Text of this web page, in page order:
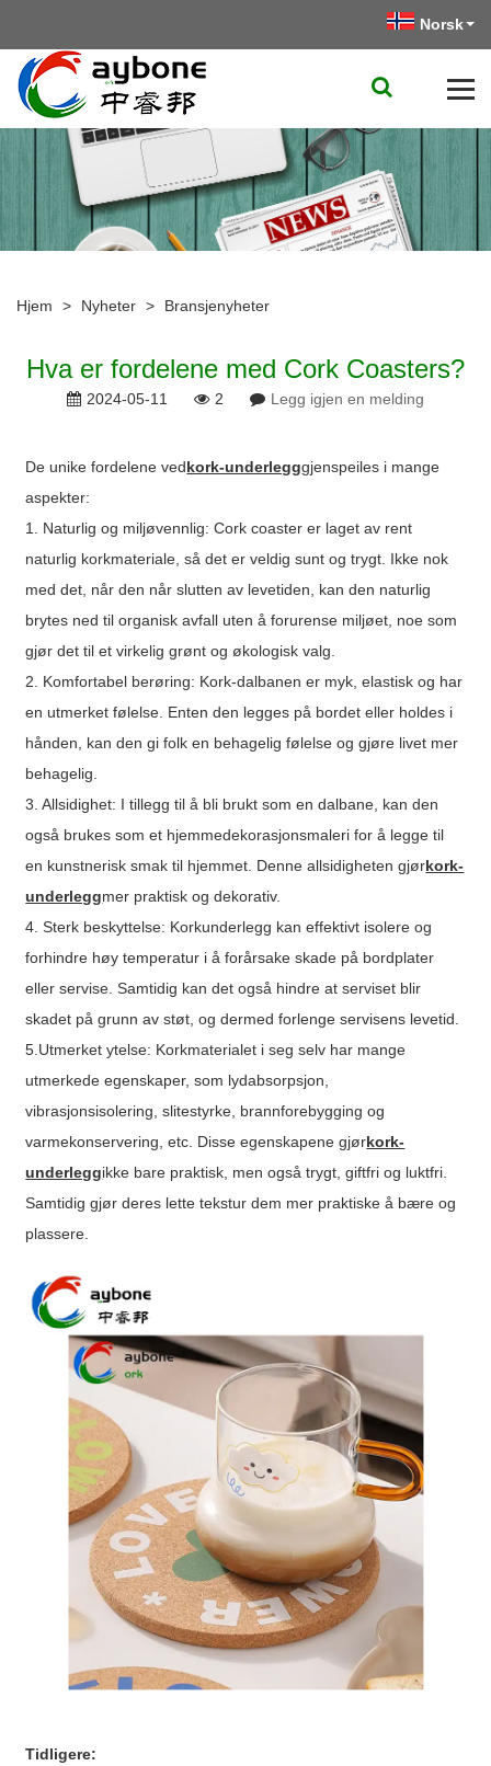
Norsk‎
Hjem > Nyheter > Bransjenyheter
Hva er fordelene med Cork Coasters?
2024-05-11 2 Legg igjen en melding
De unike fordelene vedkork-underlegggjenspeiles i mange
aspekter:
1. Naturlig og miljøvennlig: Cork coaster er laget av rent
naturlig korkmateriale, så det er veldig sunt og trygt. Ikke nok
med det, når den når slutten av levetiden, kan den naturlig
brytes ned til organisk avfall uten å forurense miljøet, noe som
gjør det til et virkelig grønt og økologisk valg.
2. Komfortabel berøring: Kork-dalbanen er myk, elastisk og har
en utmerket følelse. Enten den legges på bordet eller holdes i
hånden, kan den gi folk en behagelig følelse og gjøre livet mer
behagelig.
3. Allsidighet: I tillegg til å bli brukt som en dalbane, kan den
også brukes som et hjemmedekorasjonsmaleri for å legge til
en kunstnerisk smak til hjemmet. Denne allsidigheten gjørkork-
underleggmer praktisk og dekorativ.
4. Sterk beskyttelse: Korkunderlegg kan effektivt isolere og
forhindre høy temperatur i å forårsake skade på bordplater
eller servise. Samtidig kan det også hindre at serviset blir
skadet på grunn av støt, og dermed forlenge servisens levetid.
5.Utmerket ytelse: Korkmaterialet i seg selv har mange
utmerkede egenskaper, som lydabsorpsjon,
vibrasjonsisolering, slitestyrke, brannforebygging og
varmekonservering, etc. Disse egenskapene gjørkork-
underleggikke bare praktisk, men også trygt, giftfri og luktfri.
Samtidig gjør deres lette tekstur dem mer praktiske å bære og
plassere.
Tidligere: